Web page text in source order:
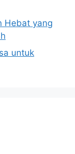
Hebat yang
untuk